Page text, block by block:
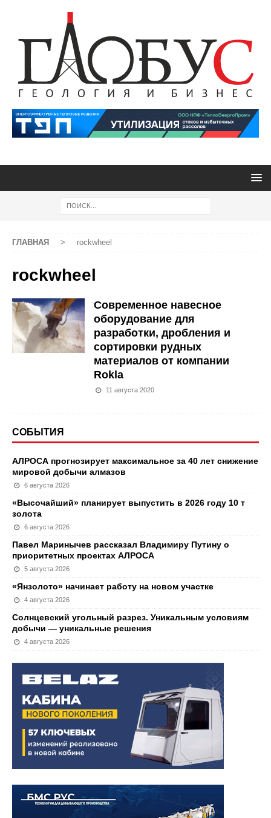
ГЛАВНАЯ > rockwheel
rockwheel
Cовременное навесное
оборудование для
разработки, дробления и
сортировки рудных
материалов от компании
Rokla
11 августа 2020
СОБЫТИЯ
АЛРОСА прогнозирует максимальное за 40 лет снижение
мировой добычи алмазов
6 августа 2026
«Высочайший» планирует выпустить в 2026 году 10 т
золота
6 августа 2026
Павел Маринычев рассказал Владимиру Путину о
приоритетных проектах АЛРОСА
5 августа 2026
«Янзолото» начинает работу на новом участке
4 августа 2026
Солнцевский угольный разрез. Уникальным условиям
добычи — уникальные решения
4 августа 2026